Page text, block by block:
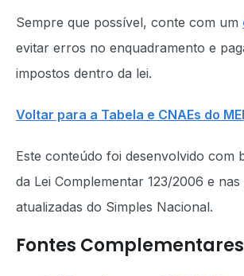
Sempre que possível, conte com um
evitar erros no enquadramento e
impostos dentro da lei.
Voltar para a Tabela e CNAEs do
Este conteúdo foi desenvolvido com
da Lei Complementar 123/2006 e
atualizadas do Simples Nacional.
Fontes Complementares